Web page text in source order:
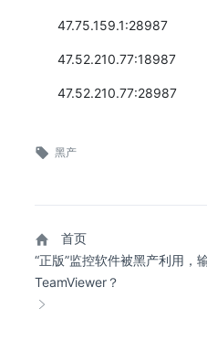
47.75.159.1:28987
47.52.210.77:18987
47.52.210.77:28987
黑产
首页
“正版”监控软件被黑产利用，
TeamViewer？